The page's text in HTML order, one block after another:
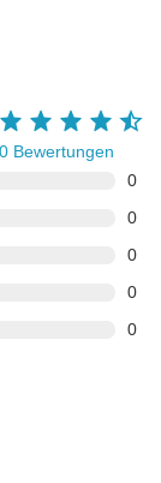
0
0
0
0
0
0 Bewertungen